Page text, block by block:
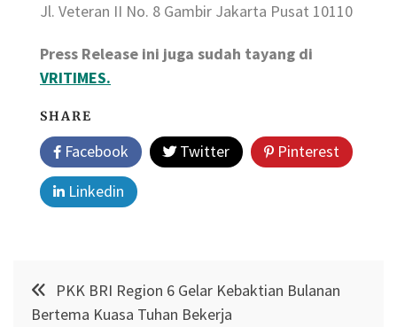
Jl. Veteran II No. 8 Gambir Jakarta Pusat 10110
Press Release ini juga sudah tayang di
VRITIMES.
SHARE
Facebook Twitter
Pinterest
Linkedin
Post
navigation
PKK BRI Region 6 Gelar Kebaktian Bulanan
Bertema Kuasa Tuhan Bekerja